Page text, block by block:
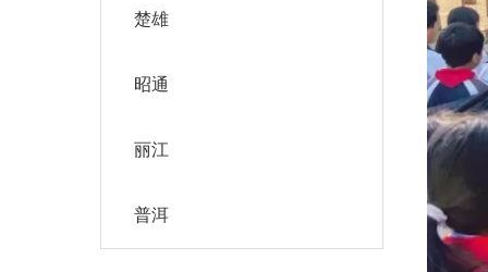
楚雄
昭通
丽江
普洱